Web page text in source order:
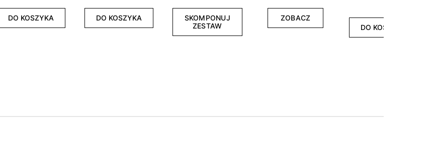
DO KOSZYKA DO KOSZYKA
SKOMPONUJ
ZESTAW
ZOBACZ
DO KOSZYKA